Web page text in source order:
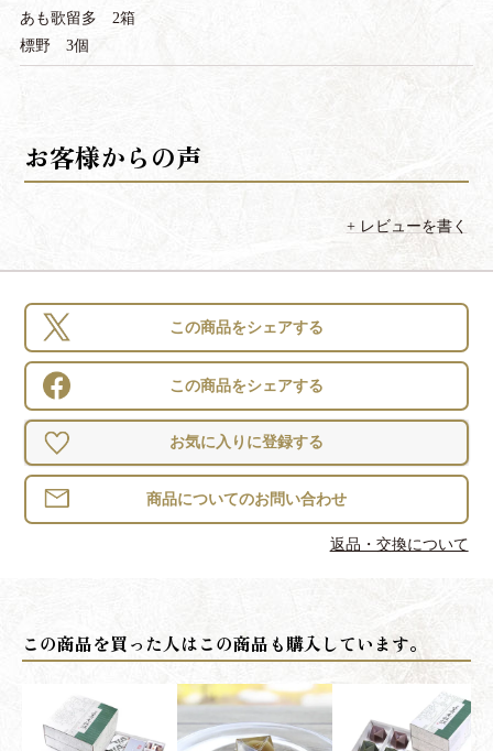
あも歌留多 2箱
標野 3個
レビューを書く
この商品をシェアする
この商品をシェアする
お気に入りに登録する
返品・交換について